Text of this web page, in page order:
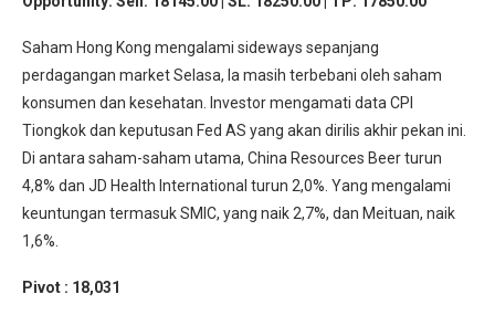
Saham Hong Kong mengalami sideways sepanjang
perdagangan market Selasa, Ia masih terbebani oleh saham
konsumen dan kesehatan. Investor mengamati data CPI
Tiongkok dan keputusan Fed AS yang akan dirilis akhir pekan ini.
Di antara saham-saham utama, China Resources Beer turun
4,8% dan JD Health International turun 2,0%. Yang mengalami
keuntungan termasuk SMIC, yang naik 2,7%, dan Meituan, naik
1,6%.
Pivot : 18,031